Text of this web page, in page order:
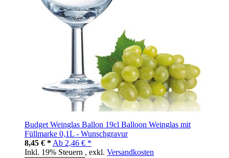
Budget Weinglas Ballon 19cl Balloon Weinglas mit
Füllmarke 0,1L - Wunschgravur
8,45 € * Ab 2,46 € *
Inkl. 19% Steuern , exkl. Versandkosten